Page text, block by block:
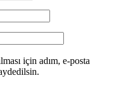
için adım, e-posta